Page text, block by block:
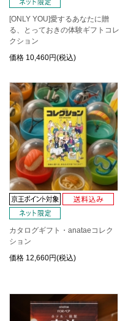
[ONLY YOU]愛するあなたに贈
る、とっておきの体験ギフトコレ
クション
価格 10,460円(税込)
カタログギフト・anataeコレク
ション
価格 12,660円(税込)